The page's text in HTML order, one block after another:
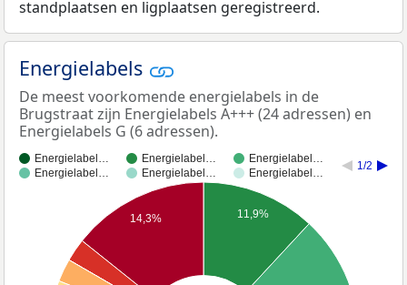
standplaatsen en ligplaatsen geregistreerd.
Energielabels
De meest voorkomende energielabels in de
Brugstraat zijn Energielabels A+++ (24 adressen) en
Energielabels G (6 adressen).
Energielabel… Energielabel…
Energielabel…
Energielabel…
Energielabel… Energielabel…
1/2
11,9%
14,3%